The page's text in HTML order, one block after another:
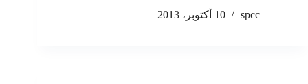
spcc
10 أكتوبر، 2013